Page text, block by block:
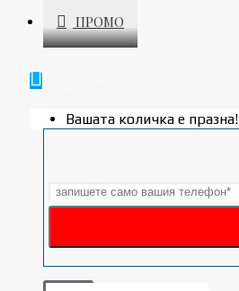
ПРОМО
Вашата количка е празна!